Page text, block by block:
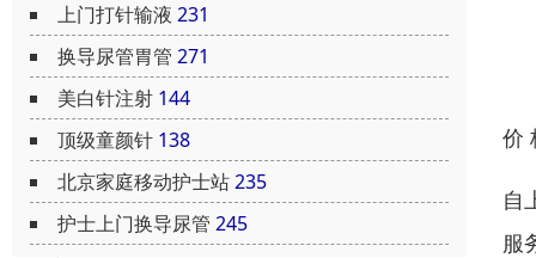
上门打针输液 231
换导尿管胃管 271
美白针注射 144
顶级童颜针 138
北京家庭移动护士站235
护士上门换导尿管 245
价
自
服